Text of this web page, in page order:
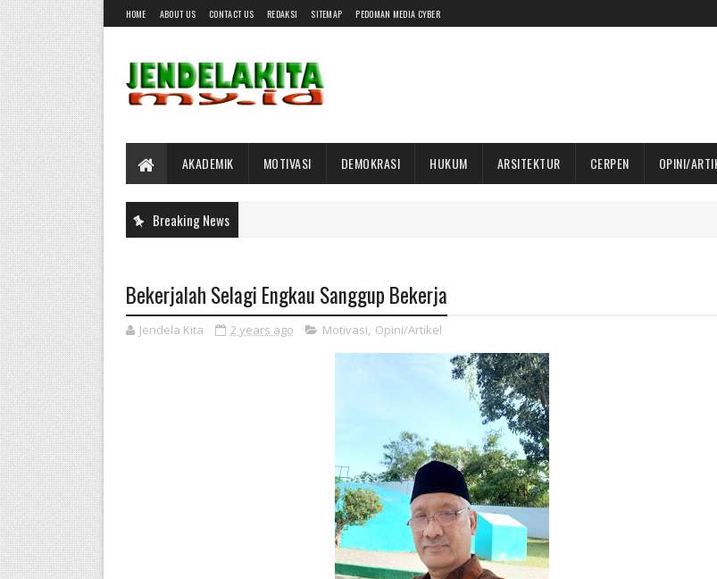
HOME ABOUT US CONTACT US REDAKSI SITEMAP PEDOMAN MEDIA CYBER
AKADEMIK MOTIVASI DEMOKRASI HUKUM ARSITEKTUR CERPEN OPINI/
Breaking News
Bekerjalah Selagi Engkau Sanggup Bekerja
Jendela Kita 2 years ago Motivasi, Opini/Artikel